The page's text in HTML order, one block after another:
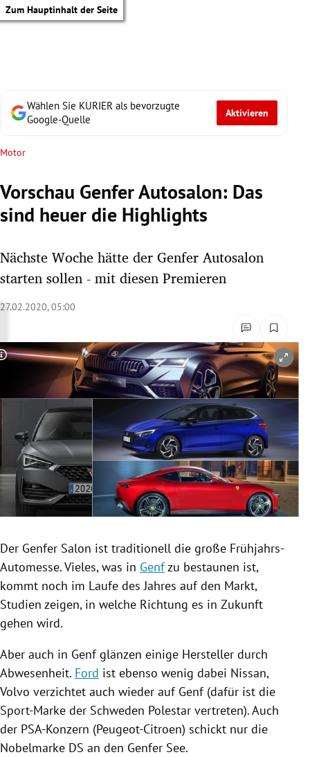
Zum Hauptinhalt der Seite
Untermenü
Untermenü
Untermenü
Untermenü
Untermenü
Untermenü
Untermenü
Wählen Sie KURIER als bevorzugte
Google-Quelle
Aktivieren
Motor
Vorschau Genfer Autosalon: Das
sind heuer die Highlights
Nächste Woche hätte der Genfer Autosalon
starten sollen - mit diesen Premieren
27.02.2020, 05:00
Copyright-Hinweis öffnen/schließen
Der Genfer Salon ist traditionell die große Frühjahrs-
Automesse. Vieles, was in Genfzu bestaunen ist,
kommt noch im Laufe des Jahres auf den Markt,
Studien zeigen, in welche Richtung es in Zukunft
gehen wird.
Aber auch in Genfglänzen einige Hersteller durch
Abwesenheit. Ford ist ebenso wenig dabei Nissan,
Volvo verzichtet auch wieder auf Genf(dafür ist die
Sport-Marke der Schweden Polestar vertreten). Auch
der PSA-Konzern (Peugeot-Citroen) schickt nur die
Nobelmarke DS an den Genfer See.